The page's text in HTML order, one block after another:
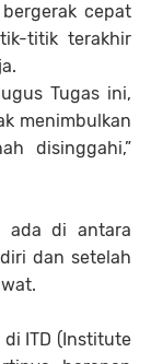
cepat
titik terakhir
Tugas ini,
menimbulkan
disinggahi,”
ada di antara
dan setelah
di ITD (Institute